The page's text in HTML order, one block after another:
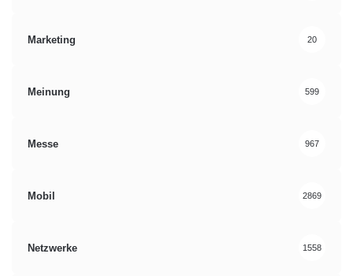
Marketing 20
Meinung 599
Messe 967
Mobil 2869
Netzwerke 1558